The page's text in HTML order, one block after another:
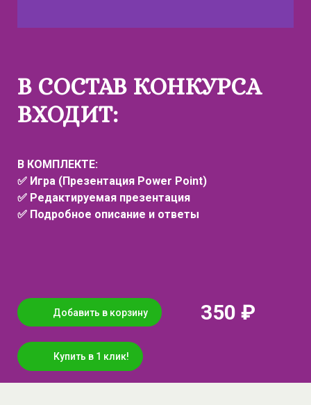
В СОСТАВ КОНКУРСА
ВХОДИТ:
В КОМПЛЕКТЕ:
✅ Игра (Презентация Power Point)
✅ Редактируемая презентация
✅ Подробное описание и ответы
Добавить в корзину 350 ₽
Купить в 1 клик!